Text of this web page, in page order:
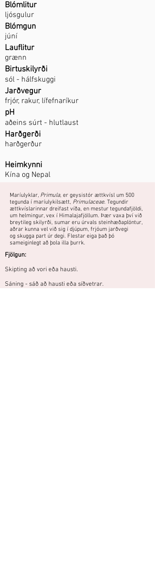
Blómlitur
ljósgulur
Blómgun
júní
Lauflitur
grænn
Birtuskilyrði
sól - hálfskuggi
Jarðvegur
frjór, rakur, lífefnaríkur
pH
aðeins súrt - hlutlaust
Harðgerði
harðgerður
Heimkynni
Kína og Nepal
Maríulyklar, Primula, er geysistór ættkvísl um 500
tegunda í maríulykilsætt, Primulaceae. Tegundir
ættkvíslarinnar dreifast víða, en mestur tegundafjöldi,
um helmingur, vex í Himalajafjöllum. Þær vaxa því við
breytileg skilyrði, sumar eru úrvals steinhæðaplöntur,
aðrar kunna vel við sig í djúpum, frjóum jarðvegi
og skugga part úr degi. Flestar eiga það þó
sameiginlegt að þola illa þurrk.
Fjölgun:
Skipting að vori eða hausti.
Sáning - sáð að hausti eða síðvetrar.